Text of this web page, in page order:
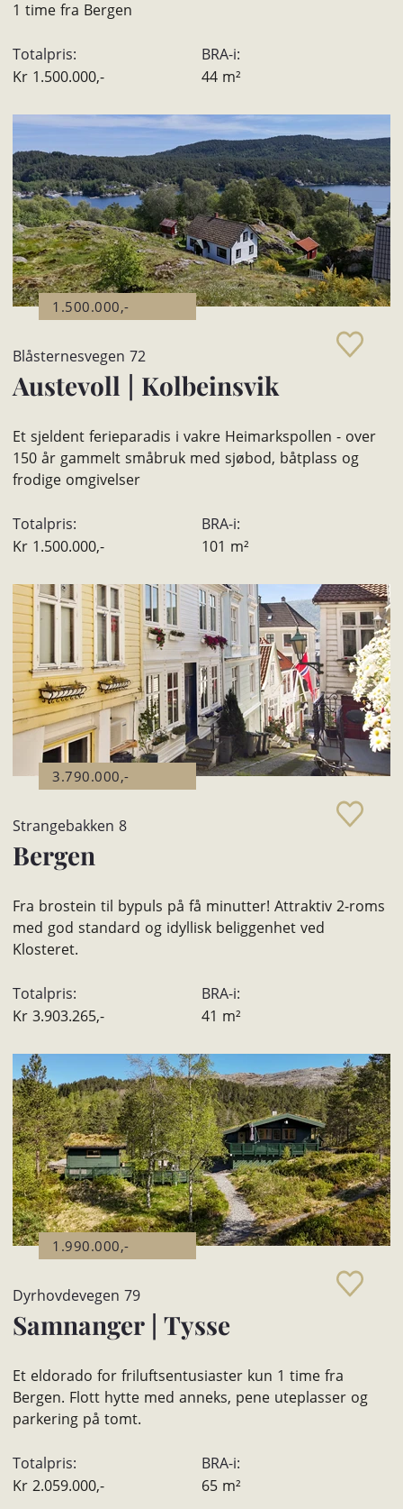
1 time fra Bergen
Totalpris:
Kr 1.500.000,-
BRA-i:
44 m²
1.500.000,-
Blåsternesvegen 72
Austevoll | Kolbeinsvik
Et sjeldent ferieparadis i vakre Heimarkspollen - over
150 år gammelt småbruk med sjøbod, båtplass og
frodige omgivelser
Totalpris:
Kr 1.500.000,-
BRA-i:
101 m²
3.790.000,-
Strangebakken 8
Bergen
Fra brostein til bypuls på få minutter! Attraktiv 2-roms
med god standard og idyllisk beliggenhet ved
Klosteret.
Totalpris:
Kr 3.903.265,-
BRA-i:
41 m²
1.990.000,-
Dyrhovdevegen 79
Samnanger | Tysse
Et eldorado for friluftsentusiaster kun 1 time fra
Bergen. Flott hytte med anneks, pene uteplasser og
parkering på tomt.
Totalpris:
Kr 2.059.000,-
BRA-i:
65 m²